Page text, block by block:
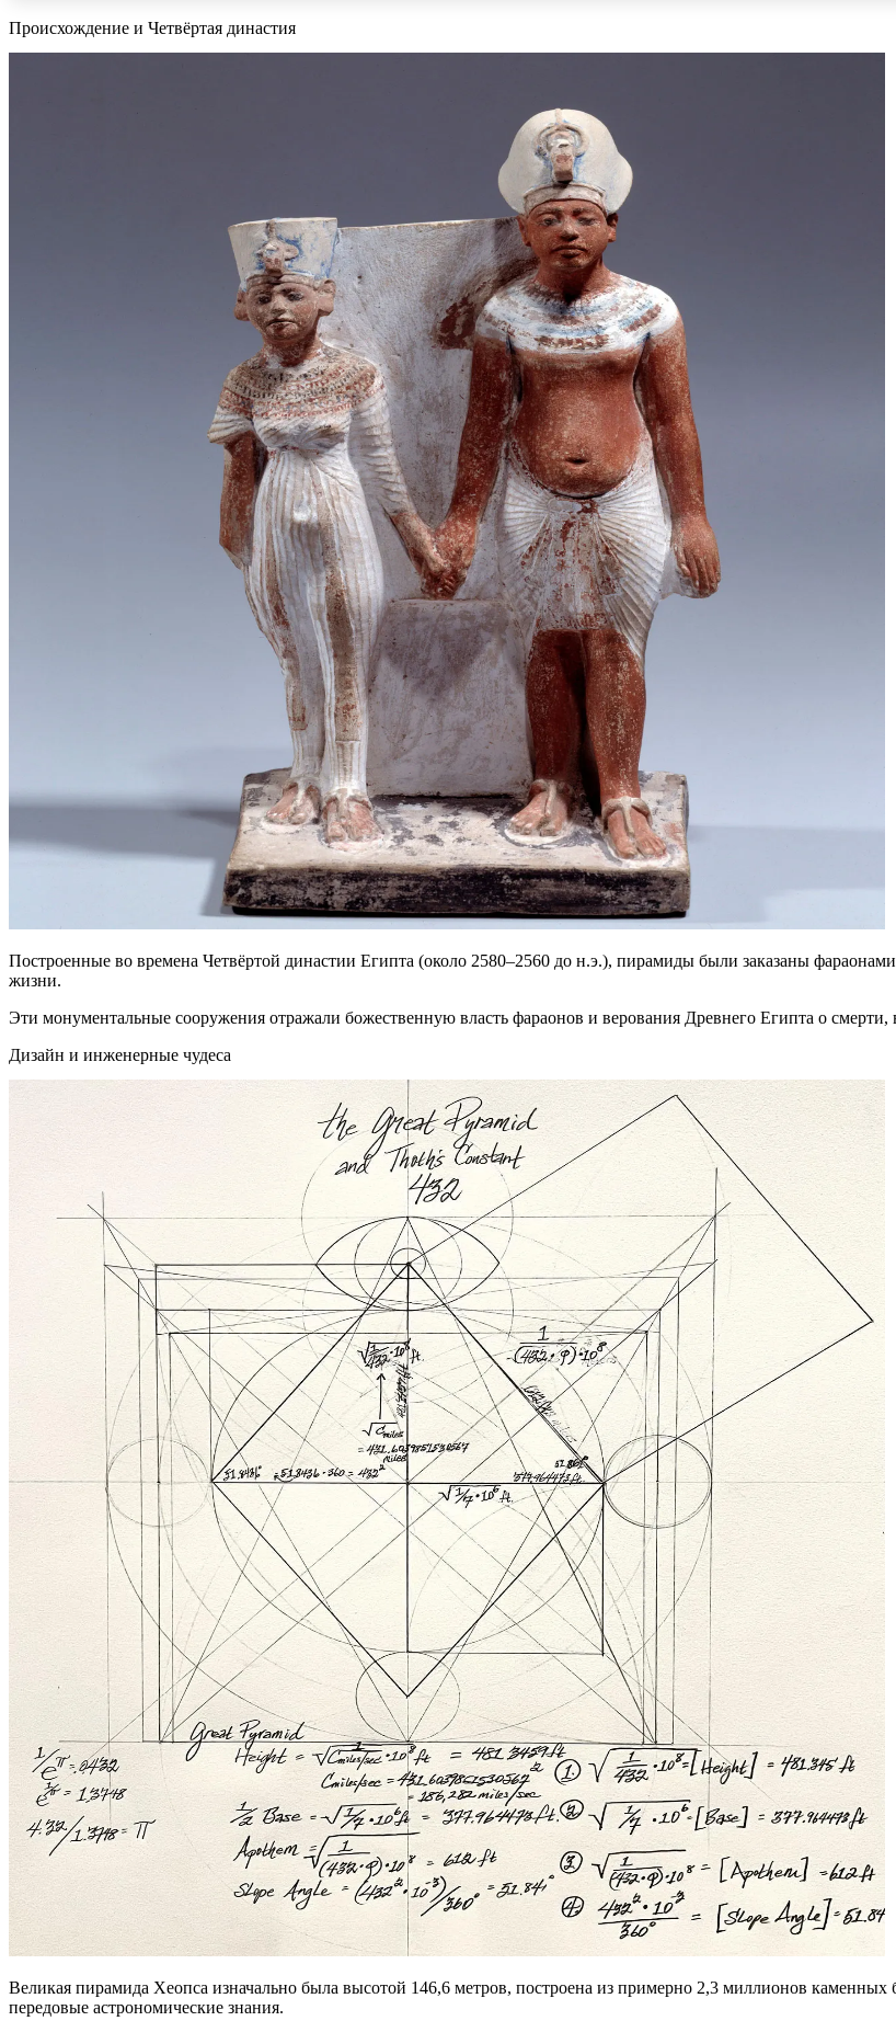
Происхождение и Четвёртая династия
Построенные во времена Четвёртой династии Египта (около 2580–2560 до н.э.), пирамиды были заказаны
жизни.
Эти монументальные сооружения отражали божественную власть фараонов и верования Древнего Египта о смерти,
Дизайн и инженерные чудеса
Великая пирамида Хеопса изначально была высотой 146,6 метров, построена из примерно 2,3 миллионов каменных
передовые астрономические знания.